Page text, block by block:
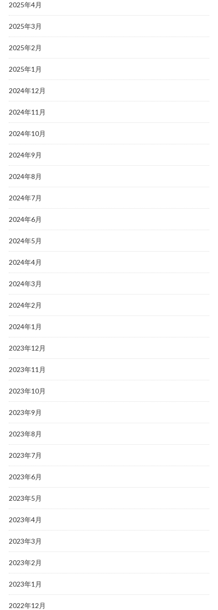
2025年4月
2025年3月
2025年2月
2025年1月
2024年12月
2024年11月
2024年10月
2024年9月
2024年8月
2024年7月
2024年6月
2024年5月
2024年4月
2024年3月
2024年2月
2024年1月
2023年12月
2023年11月
2023年10月
2023年9月
2023年8月
2023年7月
2023年6月
2023年5月
2023年4月
2023年3月
2023年2月
2023年1月
2022年12月